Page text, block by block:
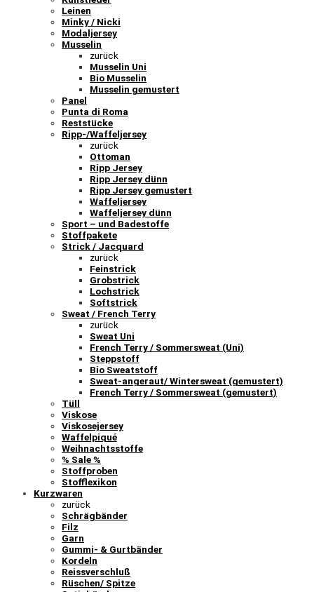
Leinen
Minky / Nicki
Modaljersey
Musselin
zurück
Musselin Uni
Bio Musselin
Musselin gemustert
Panel
Punta di Roma
Reststücke
Ripp-/Waffeljersey
zurück
Ottoman
Ripp Jersey
Ripp Jersey dünn
Ripp Jersey gemustert
Waffeljersey
Waffeljersey dünn
Sport – und Badestoffe
Stoffpakete
Strick / Jacquard
zurück
Feinstrick
Grobstrick
Lochstrick
Softstrick
Sweat / French Terry
zurück
Sweat Uni
French Terry / Sommersweat (Uni)
Steppstoff
Bio Sweatstoff
Sweat-angeraut/ Wintersweat (gemustert)
French Terry / Sommersweat (gemustert)
Tüll
Viskose
Viskosejersey
Waffelpiqué
Weihnachtsstoffe
% Sale %
Stoffproben
Stofflexikon
Kurzwaren
zurück
Schrägbänder
Filz
Garn
Gummi- & Gurtbänder
Kordeln
Reissverschluß
Rüschen/ Spitze